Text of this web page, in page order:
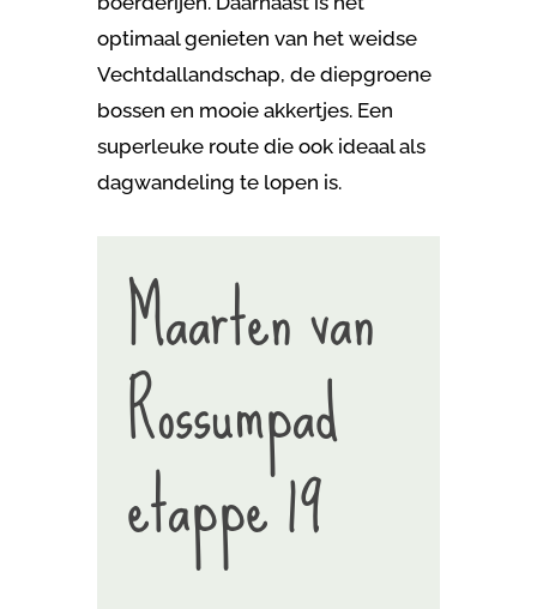
optimaal genieten van het weidse
Vechtdallandschap, de diepgroene
bossen en mooie akkertjes. Een
superleuke route die ook ideaal als
dagwandeling te lopen is.
Maarten van
Rossumpad
etappe 19